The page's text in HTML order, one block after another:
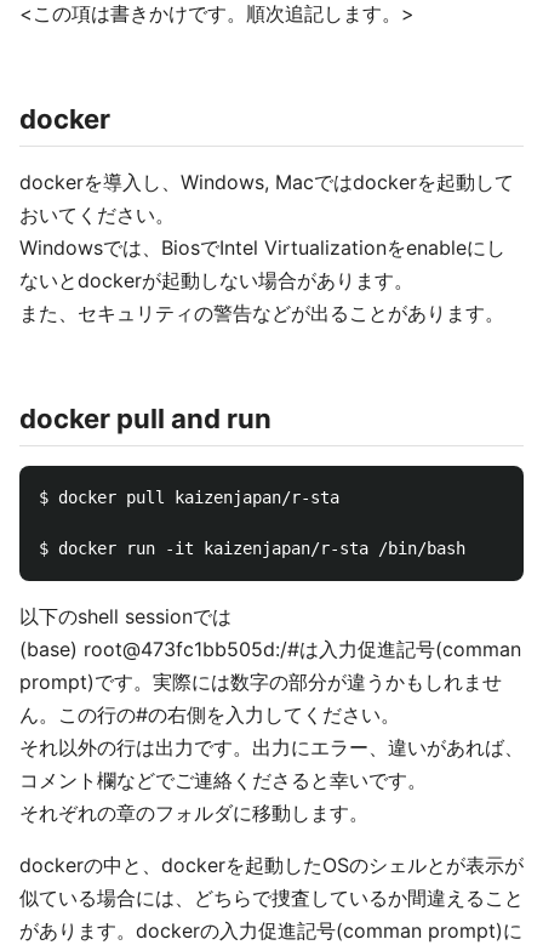
<この項は書きかけです。順次追記します。>
docker
dockerを導入し、Windows, Macではdockerを起動して
おいてください。
Windowsでは、BiosでIntel Virtualizationをenableにし
ないとdockerが起動しない場合があります。
また、セキュリティの警告などが出ることがあります。
docker pull and run
$ docker pull kaizenjapan/r-sta
以下のshell sessionでは
(base) root@473fc1bb505d:/#は入力促進記号(comman
prompt)です。実際には数字の部分が違うかもしれませ
ん。この行の#の右側を入力してください。
それ以外の行は出力です。出力にエラー、違いがあれば、
コメント欄などでご連絡くださると幸いです。
それぞれの章のフォルダに移動します。
dockerの中と、dockerを起動したOSのシェルとが表示が
似ている場合には、どちらで捜査しているか間違えること
があります。dockerの入力促進記号(comman prompt)に